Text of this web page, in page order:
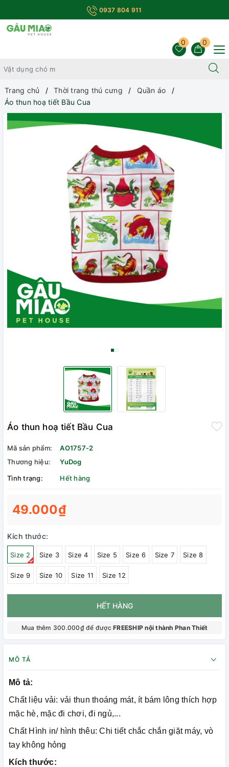
0937 804 911
0
0
Trang chủ Thời trang thú cưng
Quần áo
Áo thun hoạ tiết Bầu Cua
Áo thun hoạ tiết Bầu Cua
Mã sản phẩm:
AO1757-2
Thương hiệu:
YuDog
Tình trạng:
Hết hàng
49.000₫
Kích thước:
Size 2 Size 3 Size 4 Size 5 Size 6 Size 7 Size 8
Size 9 Size 10 Size 11 Size 12
HẾT HÀNG
Mua thêm 300.000₫ để đượcFREESHIP nội thành Phan Thiết
MÔ TẢ
Mô tả:
Chất liệu vải: vải thun thoáng mát, ít bám lông thích hợp
mặc hè, mặc đi chơi, đi ngủ,...
Chất Hình in/ hình thêu: Chi tiết chắc chắn giặt máy, vò
tay không hỏng
Kích thước: